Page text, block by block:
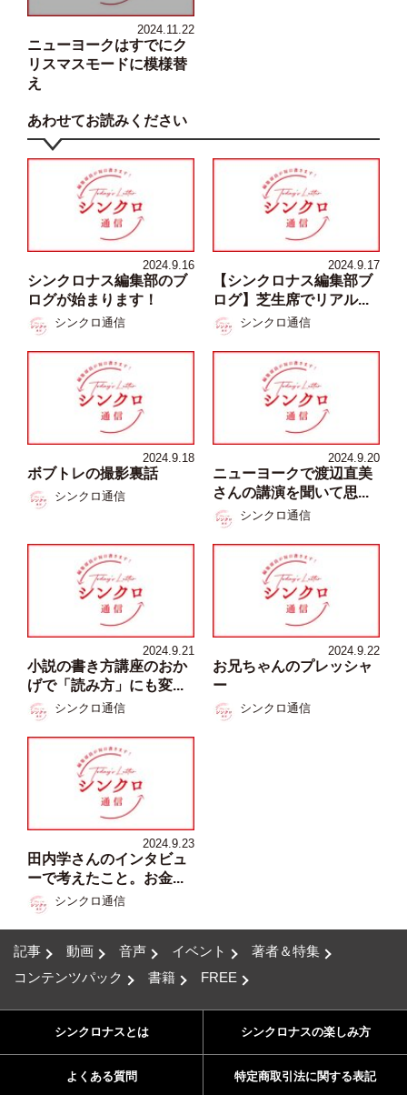
2024.11.22
ニューヨークはすでにク
リスマスモードに模様替
え
あわせてお読みください
2024.9.16
シンクロナス編集部のブ
ログが始まります！
シンクロ通信
2024.9.17
【シンクロナス編集部ブ
ログ】芝生席でリアル...
シンクロ通信
2024.9.18
ボブトレの撮影裏話
シンクロ通信
2024.9.20
ニューヨークで渡辺直美
さんの講演を聞いて思...
シンクロ通信
2024.9.21
小説の書き方講座のおか
げで「読み方」にも変...
シンクロ通信
2024.9.22
お兄ちゃんのプレッシャ
ー
シンクロ通信
2024.9.23
田内学さんのインタビュ
ーで考えたこと。お金...
シンクロ通信
記事 動画 音声 イベント
著者＆特集
コンテンツパック
書籍 FREE
シンクロナスとは シンクロナスの楽しみ方
よくある質問 特定商取引法に関する表記